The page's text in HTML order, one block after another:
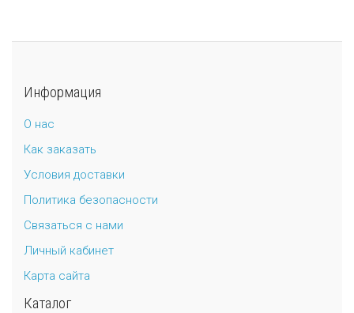
Информация
О нас
Как заказать
Условия доставки
Политика безопасности
Связаться с нами
Личный кабинет
Карта сайта
Каталог